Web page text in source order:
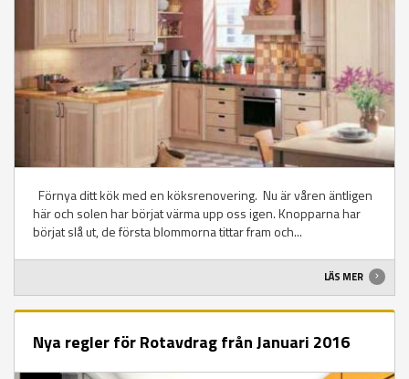
Förnya ditt kök med en köksrenovering. Nu är våren äntligen
här och solen har börjat värma upp oss igen. Knopparna har
börjat slå ut, de första blommorna tittar fram och...
LÄS MER
Nya regler för Rotavdrag från Januari 2016